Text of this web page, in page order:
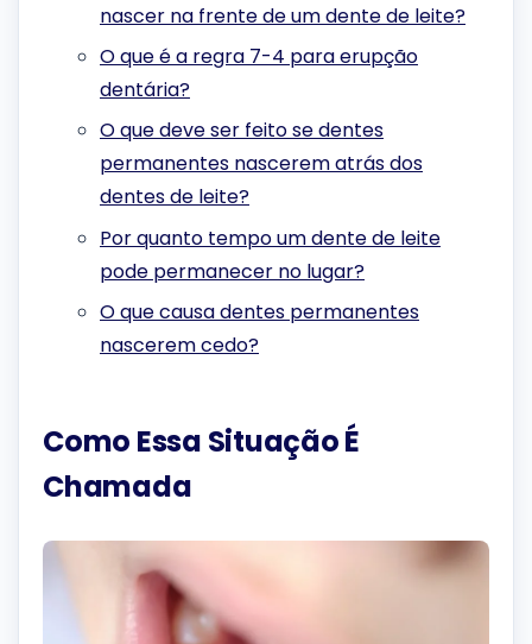
nascer na frente de um dente de leite?
O que é a regra 7-4 para erupção
dentária?
O que deve ser feito se dentes
permanentes nascerem atrás dos
dentes de leite?
Por quanto tempo um dente de leite
pode permanecer no lugar?
O que causa dentes permanentes
nascerem cedo?
Como Essa Situação É
Chamada